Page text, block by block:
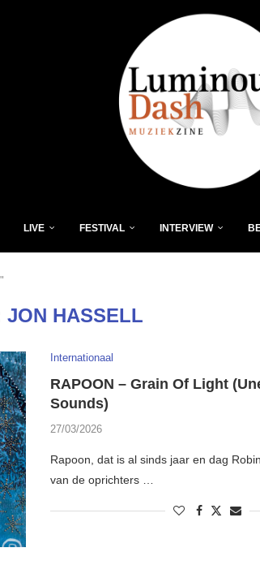
LIVE FESTIVAL INTERVIEW
JON HASSELL
Internationaal
RAPOON – Grain Of Light
Sounds)
27/03/2026
Rapoon, dat is al sinds jaar en dag
van de oprichters …